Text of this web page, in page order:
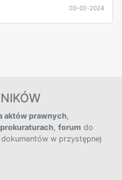
03-02-2024
aktów prawnych,
, forum do
dokumentów w przystępnej